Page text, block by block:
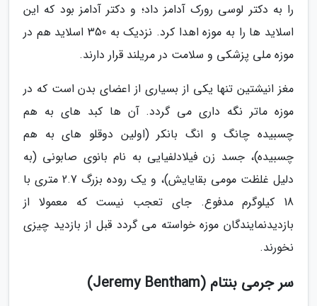
را به دکتر لوسی رورک آدامز داد؛ و دکتر آدامز بود که این
اسلاید ها را به موزه اهدا کرد. نزدیک به 350 اسلاید هم در
موزه ملی پزشکی و سلامت در مریلند قرار دارند.
مغز انیشتین تنها یکی از بسیاری از اعضای بدن است که در
موزه ماتر نگه داری می گردد. آن ها کبد های به هم
چسبیده چانگ و انگ بانکر (اولین دوقلو های به هم
چسبیده)، جسد زن فیلادلفیایی به نام بانوی صابونی (به
دلیل غلظت مومی بقایایش)، و یک روده بزرگ 2.7 متری با
18 کیلوگرم مدفوع. جای تعجب نیست که معمولا از
بازدیدنمایندگان موزه خواسته می گردد قبل از بازدید چیزی
نخورند.
سر جرمی بنتام (Jeremy Bentham)